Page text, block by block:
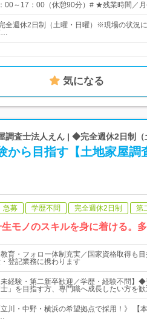
00～17：00（休憩90分）# ★残業時間／月
全週休2日制（土曜・日曜）※現場の状況
…
気になる
調査士法人えん | ◆完全週休2日制
から目指す【土地家屋
急募 学歴不問 完全週休2日制 第
モノのスキルを身に着ける。
教育・フォロー体制充実／国家資格取得も
登記業務に携わります
未経験・第二新卒歓迎／学歴・経験不問
」を目指す方、専門職へ成長したい方を歓
立川・中野・横浜の希望拠点で採用！》